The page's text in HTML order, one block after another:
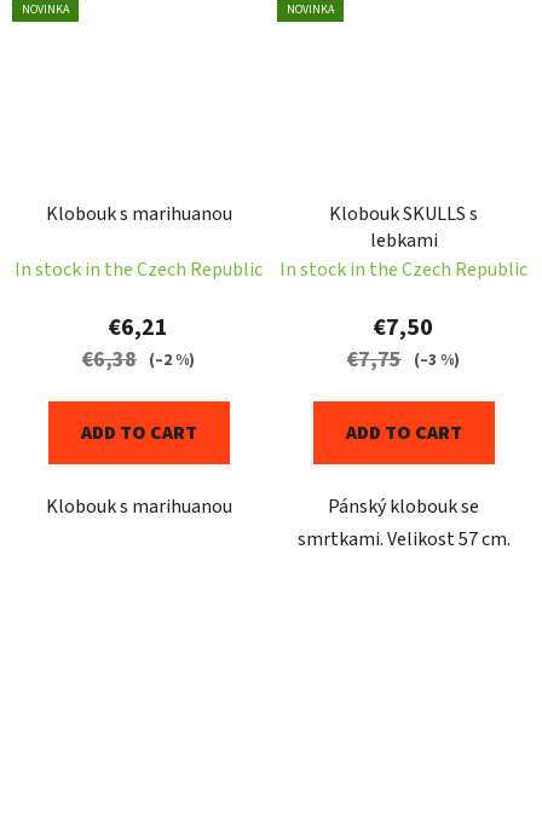
NOVINKA
Klobouk s marihuanou
In stock in the Czech Republic
€6,21
€6,38 (–2 %)
ADD TO CART
Klobouk s marihuanou
NOVINKA
Klobouk SKULLS s
lebkami
In stock in the Czech Republic
€7,50
€7,75 (–3 %)
ADD TO CART
Pánský klobouk se
smrtkami. Velikost 57 cm.